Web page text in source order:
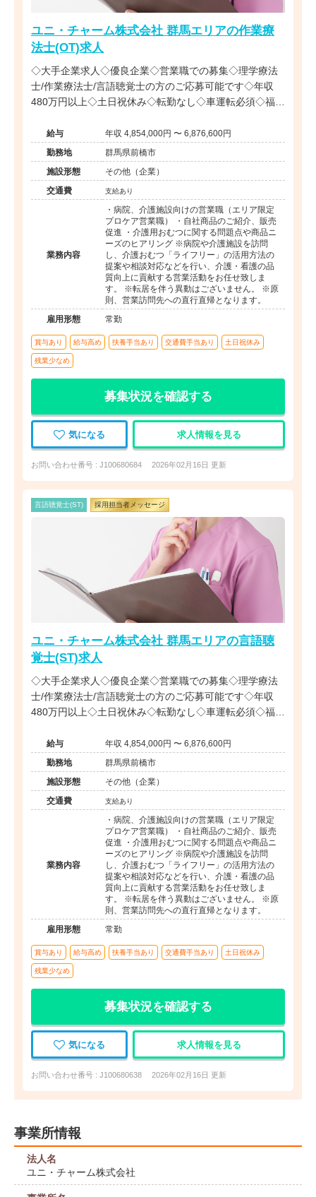
ユニ・チャーム株式会社 群馬エリアの作業療
法士(OT)求人
◇大手企業求人◇優良企業◇営業職での募集◇理学療法
士/作業療法士/言語聴覚士の方のご応募可能です◇年収
480万円以上◇土日祝休み◇転勤なし◇車運転必須◇福利
給与
年収 4,854,000円 〜 6,876,600円
勤務地
群馬県前橋市
施設形態
その他（企業）
交通費
支給あり
業務内容
・病院、介護施設向けの営業職（エリア限定
プロケア営業職） ・自社商品のご紹介、販売
促進 ・介護用おむつに関する問題点や商品ニ
ーズのヒアリング ※病院や介護施設を訪問
し、介護おむつ「ライフリー」の活用方法の
提案や相談対応などを行い、介護・看護の品
質向上に貢献する営業活動をお任せ致しま
す。 ※転居を伴う異動はございません。 ※原
則、営業訪問先への直行直帰となります。
雇用形態
常勤
賞与あり 給与高め 扶養手当あり 交通費手当あり 土日祝休み
残業少なめ
募集状況を確認する
気になる 求人情報を見る
お問い合わせ番号 : J100680684 2026年02月16日 更新
言語聴覚士(ST) 採用担当者メッセージ
ユニ・チャーム株式会社 群馬エリアの言語聴
覚士(ST)求人
◇大手企業求人◇優良企業◇営業職での募集◇理学療法
士/作業療法士/言語聴覚士の方のご応募可能です◇年収
480万円以上◇土日祝休み◇転勤なし◇車運転必須◇福利
給与
年収 4,854,000円 〜 6,876,600円
勤務地
群馬県前橋市
施設形態
その他（企業）
交通費
支給あり
業務内容
・病院、介護施設向けの営業職（エリア限定
プロケア営業職） ・自社商品のご紹介、販売
促進 ・介護用おむつに関する問題点や商品ニ
ーズのヒアリング ※病院や介護施設を訪問
し、介護おむつ「ライフリー」の活用方法の
提案や相談対応などを行い、介護・看護の品
質向上に貢献する営業活動をお任せ致しま
す。 ※転居を伴う異動はございません。 ※原
則、営業訪問先への直行直帰となります。
雇用形態
常勤
賞与あり 給与高め 扶養手当あり 交通費手当あり 土日祝休み
残業少なめ
募集状況を確認する
気になる 求人情報を見る
お問い合わせ番号 : J100680638 2026年02月16日 更新
事業所情報
法人名
ユニ・チャーム株式会社